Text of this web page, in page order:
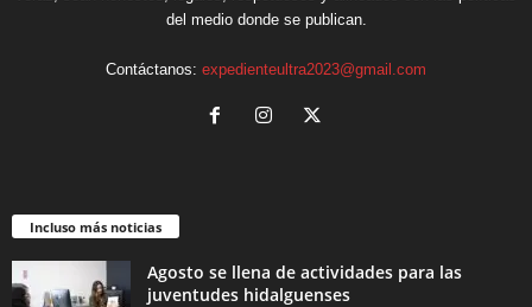
del medio donde se publican.
Contáctanos: expedienteultra2023@gmail.com
Incluso más noticias
Agosto se llena de actividades para las
juventudes hidalguenses